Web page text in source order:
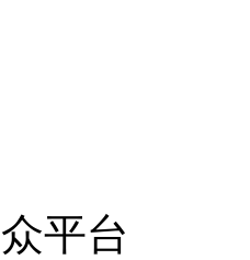
平台